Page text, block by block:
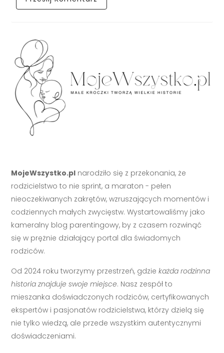
MojeWszystko.pl narodziło się z przekonania, że
rodzicielstwo to nie sprint, a maraton - pełen
nieoczekiwanych zakrętów, wzruszających momentów i
codziennych małych zwycięstw. Wystartowaliśmy jako
kameralny blog parentingowy, by z czasem rozwinąć
się w prężnie działający portal dla świadomych
rodziców.
Od 2024 roku tworzymy przestrzeń, gdziekażda rodzinna
historia znajduje swoje miejsce. Nasz zespół to
mieszanka doświadczonych rodziców, certyfikowanych
ekspertów i pasjonatów rodzicielstwa, którzy dzielą się
nie tylko wiedzą, ale przede wszystkim autentycznymi
doświadczeniami.